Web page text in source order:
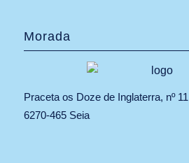
Morada
Praceta os Doze de Inglaterra, nº 11
6270-465 Seia